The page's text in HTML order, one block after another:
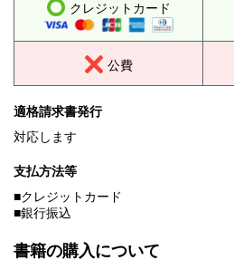
クレジットカード
公費
適格請求書発行
対応します
支払方法等
■クレジットカード
■銀行振込
書籍の購入について